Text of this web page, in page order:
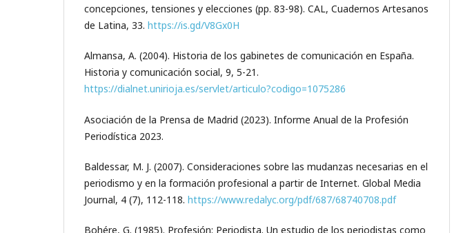
concepciones, tensiones y elecciones (pp. 83-98). CAL, Cuadernos Artesanos
de Latina, 33. https://is.gd/V8Gx0H
Almansa, A. (2004). Historia de los gabinetes de comunicación en España.
Historia y comunicación social, 9, 5-21.
https://dialnet.unirioja.es/servlet/articulo?codigo=1075286
Asociación de la Prensa de Madrid (2023). Informe Anual de la Profesión
Periodística 2023.
Baldessar, M. J. (2007). Consideraciones sobre las mudanzas necesarias en el
periodismo y en la formación profesional a partir de Internet. Global Media
Journal, 4 (7), 112-118. https://www.redalyc.org/pdf/687/68740708.pdf
Bohére, G. (1985). Profesión: Periodista. Un estudio de los periodistas como